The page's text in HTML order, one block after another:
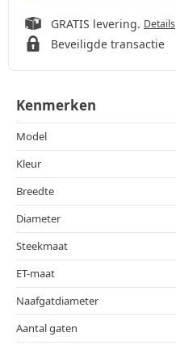
GRATIS levering. Details
Beveiligde transactie
Kenmerken
Model
Kleur
Breedte
Diameter
Steekmaat
ET-maat
Naafgatdiameter
Aantal gaten